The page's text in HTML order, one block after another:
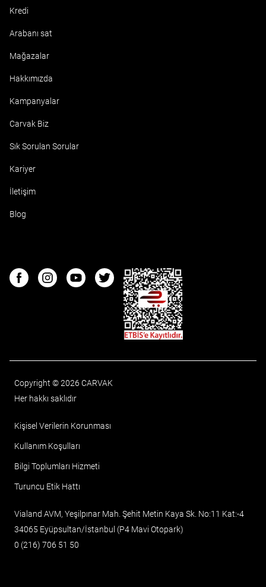
Kredi
Arabanı sat
Mağazalar
Hakkımızda
Kampanyalar
Carvak Biz
Sık Sorulan Sorular
Kariyer
İletişim
Blog
FacebookInstagramYoutubeTwitter
ETBIS
Copyright © 2026 CARVAK
Her hakkı saklıdır
Kişisel Verilerin Korunması
Kullanım Koşulları
Bilgi Toplumları Hizmeti
Turuncu Etik Hattı
Vialand AVM, Yeşilpınar Mah. Şehit Metin Kaya Sk. No:11 Kat:-4
34065 Eyüpsultan/İstanbul (P4 Mavi Otopark)
0 (216) 706 51 50